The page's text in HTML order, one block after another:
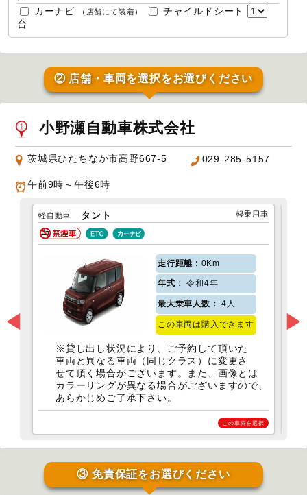
カーナビ
（店舗にて装着）
チャイルドシート
台
② 店舗・車両を選択をお選びください
小野瀬自動車株式会社
茨城県ひたちなか市高野667-5 029-285-5157
午前9時～午後6時
軽自動車 タント 軽乗用車
走行距離 : 0Km
年式： 令和4年
最大乗車人数： 4人
この車両は購入できます
※貸し出し状況により、ご予約して頂いた
車両と異なる車両（同じクラス）に変更さ
せて頂く場合がございます。また、画像とは
カラーリングが異なる場合がございますので、
あらかじめご了承下さい。
この車両を選択
③ 免責保証をお選びください